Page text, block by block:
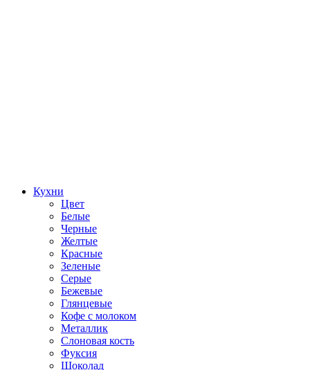
Кухни
Цвет
Белые
Черные
Желтые
Красные
Зеленые
Серые
Бежевые
Глянцевые
Кофе с молоком
Металлик
Слоновая кость
Фуксия
Шоколад